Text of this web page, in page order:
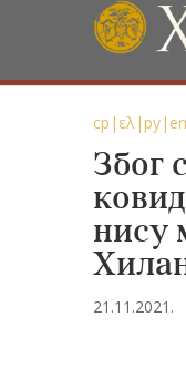
ср | ελ|ру| en
Због
нису
21.11.2021.